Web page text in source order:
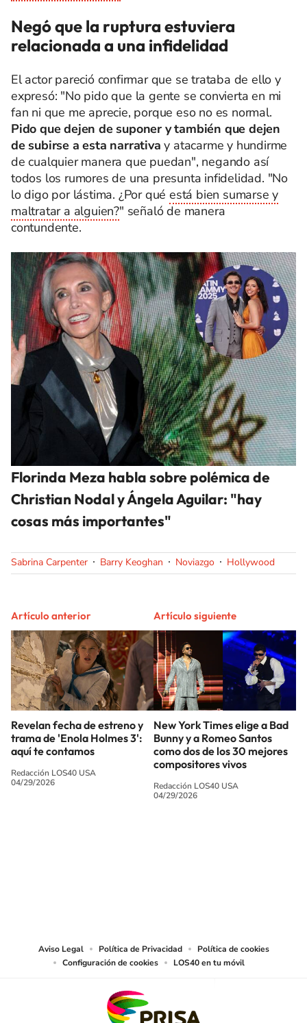
Negó que la ruptura estuviera
relacionada a una infidelidad
El actor pareció confirmar que se trataba de ello y
expresó: "No pido que la gente se convierta en mi
fan ni que me aprecie, porque eso no es normal.
Pido que dejen de suponer y también que dejen
de subirse a esta narrativa y atacarme y hundirme
de cualquier manera que puedan", negando así
todos los rumores de una presunta infidelidad. "No
lo digo por lástima. ¿Por quéestá bien sumarse y
maltratar a alguien?" señaló de manera
contundente.
Florinda Meza habla sobre polémica de
Christian Nodal y Ángela Aguilar: "hay
cosas más importantes"
Sabrina Carpenter Barry Keoghan Noviazgo Hollywood
Artículo anterior
Revelan fecha de estreno y
trama de 'Enola Holmes 3':
aquí te contamos
Redacción LOS40 USA
04/29/2026
Artículo siguiente
New York Times elige a Bad
Bunny y a Romeo Santos
como dos de los 30 mejores
compositores vivos
Redacción LOS40 USA
04/29/2026
Aviso Legal Política de Privacidad
Política de cookies
Configuración de cookies
LOS40 en tu móvil